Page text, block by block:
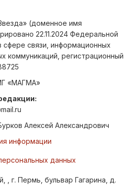
(доменное имя
22.11.2024 Федеральной
сфере связи, информационных
коммуникаций, регистрационный
«МАГМА»
Алексей Александрович
информации
данных
, г. Пермь, бульвар Гагарина, д.